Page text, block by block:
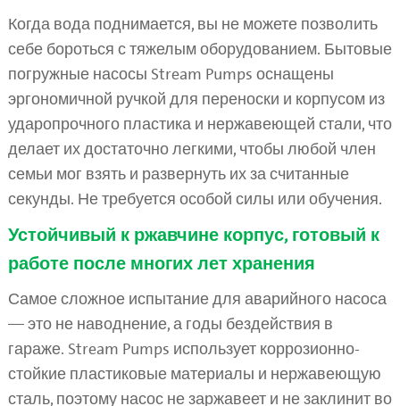
Когда вода поднимается, вы не можете позволить
себе бороться с тяжелым оборудованием. Бытовые
погружные насосы Stream Pumps оснащены
эргономичной ручкой для переноски и корпусом из
ударопрочного пластика и нержавеющей стали, что
делает их достаточно легкими, чтобы любой член
семьи мог взять и развернуть их за считанные
секунды. Не требуется особой силы или обучения.
Устойчивый к ржавчине корпус, готовый к
работе после многих лет хранения
Самое сложное испытание для аварийного насоса
— это не наводнение, а годы бездействия в
гараже. Stream Pumps использует коррозионно-
стойкие пластиковые материалы и нержавеющую
сталь, поэтому насос не заржавеет и не заклинит во